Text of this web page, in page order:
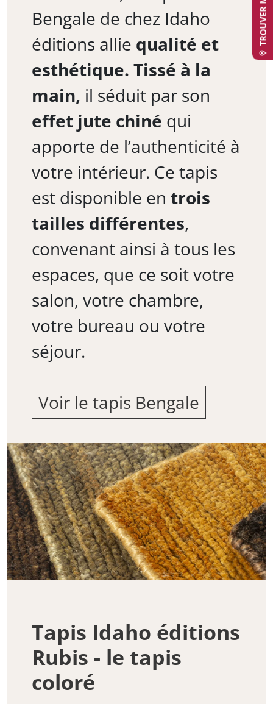
Bengale de chez Idaho
éditions allie qualité et
esthétique. Tissé à la
main, il séduit par son
effet jute chiné qui
apporte de l’authenticité à
votre intérieur. Ce tapis
est disponible en trois
tailles différentes,
convenant ainsi à tous les
espaces, que ce soit votre
salon, votre chambre,
votre bureau ou votre
séjour.
Voir le tapis Bengale
Tapis Idaho éditions
Rubis - le tapis
coloré